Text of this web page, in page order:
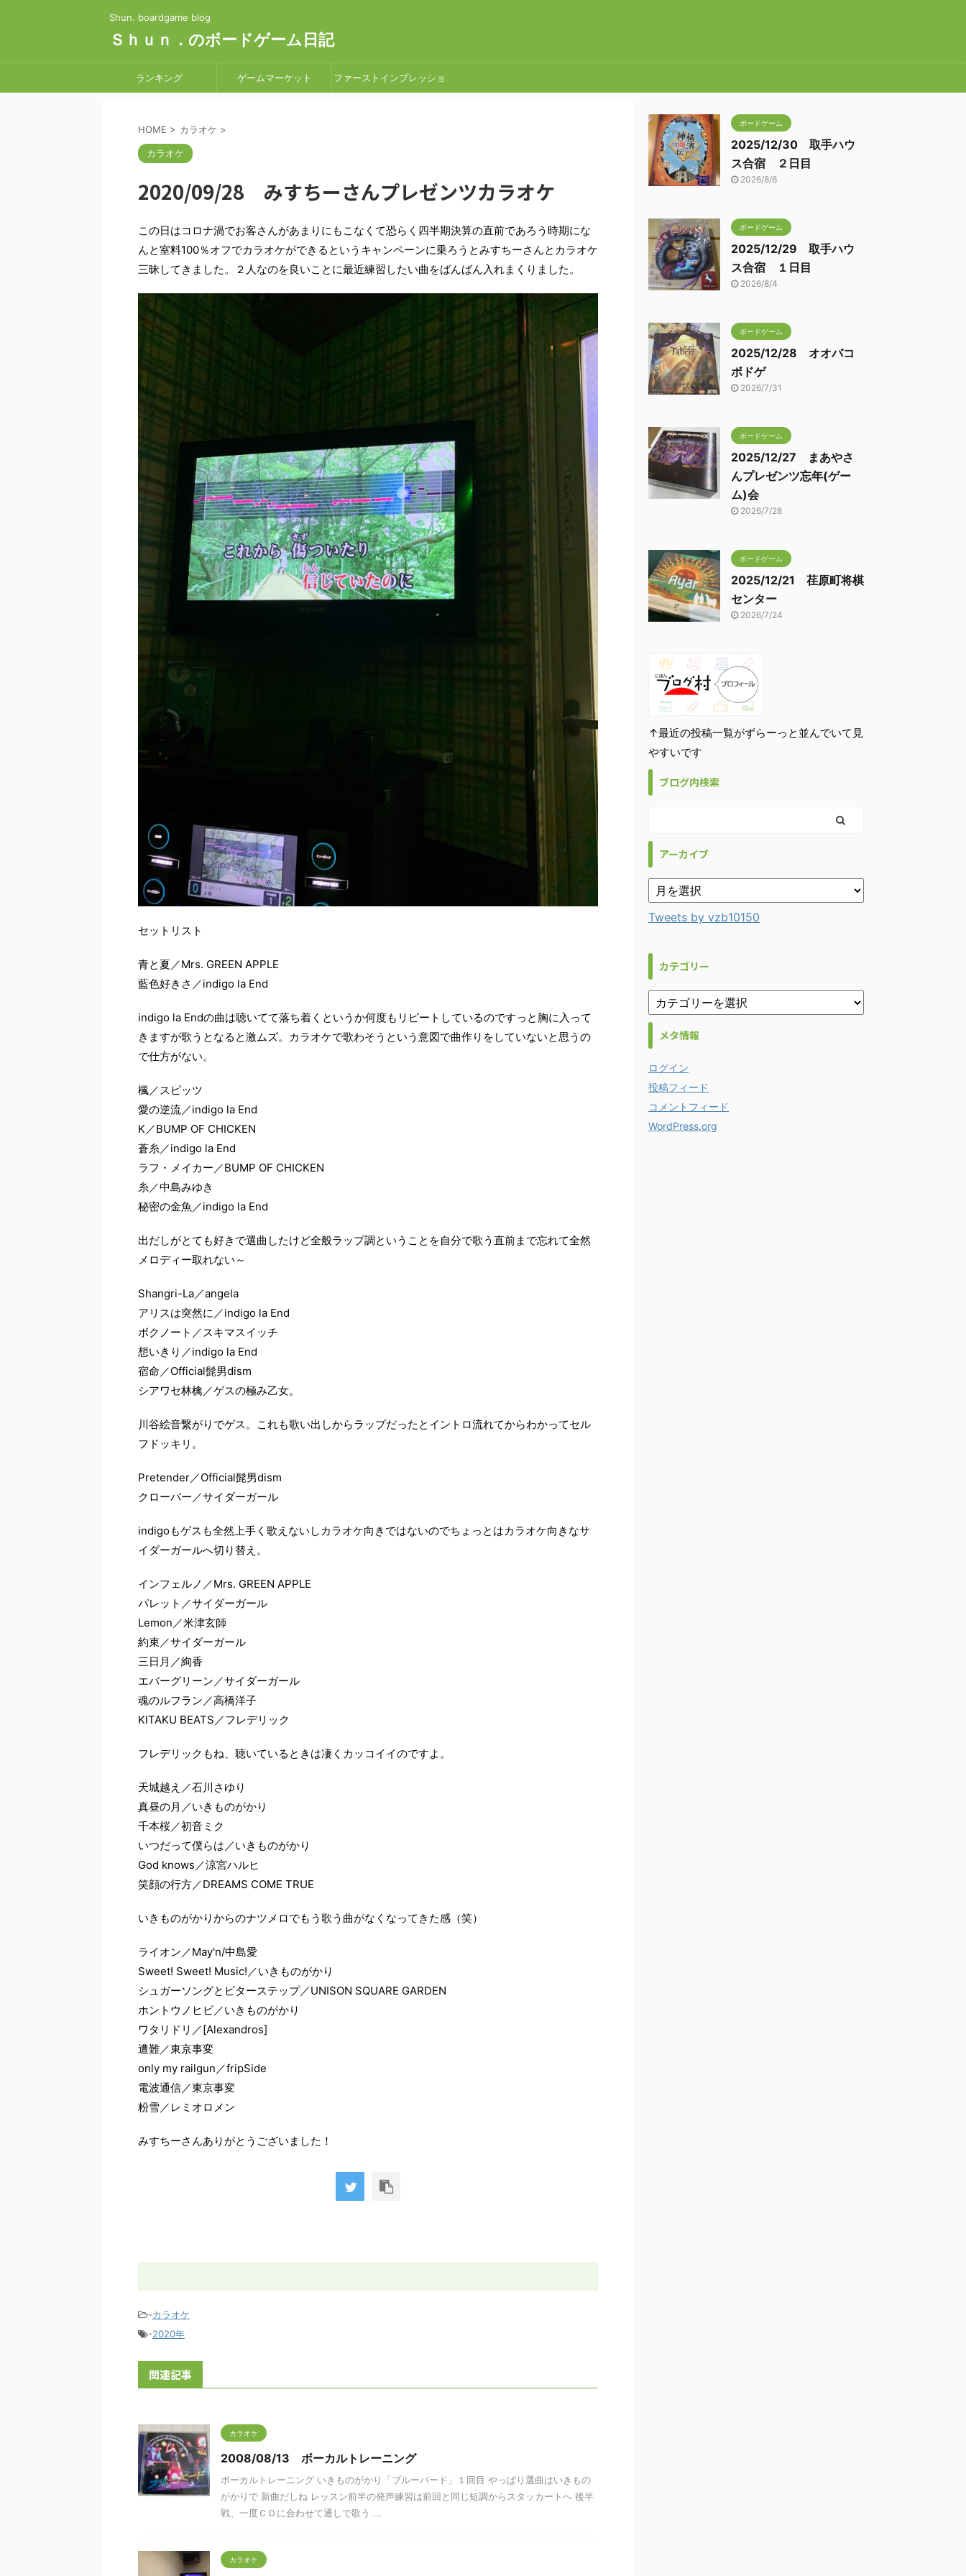
Shun. boardgame blog
Ｓｈｕｎ．のボードゲーム日記
ランキング ゲームマーケット ファーストインプレッショ
HOME > カラオケ >
カラオケ
2020/09/28 みすちーさんプレゼンツカラオケ
この日はコロナ渦でお客さんがあまりにもこなくて恐らく四半期決算の直前であろう時期にな
んと室料100％オフでカラオケができるというキャンペーンに乗ろうとみすちーさんとカラオケ
三昧してきました。２人なのを良いことに最近練習したい曲をばんばん入れまくりました。
セットリスト
青と夏／Mrs. GREEN APPLE
藍色好きさ／indigo la End
indigo la Endの曲は聴いてて落ち着くというか何度もリピートしているのですっと胸に入って
きますが歌うとなると激ムズ。カラオケで歌わそうという意図で曲作りをしていないと思うの
で仕方がない。
楓／スピッツ
愛の逆流／indigo la End
K／BUMP OF CHICKEN
蒼糸／indigo la End
ラフ・メイカー／BUMP OF CHICKEN
糸／中島みゆき
秘密の金魚／indigo la End
出だしがとても好きで選曲したけど全般ラップ調ということを自分で歌う直前まで忘れて全然
メロディー取れない～
Shangri-La／angela
アリスは突然に／indigo la End
ボクノート／スキマスイッチ
想いきり／indigo la End
宿命／Official髭男dism
シアワセ林檎／ゲスの極み乙女。
川谷絵音繋がりでゲス。これも歌い出しからラップだったとイントロ流れてからわかってセル
フドッキリ。
Pretender／Official髭男dism
クローバー／サイダーガール
indigoもゲスも全然上手く歌えないしカラオケ向きではないのでちょっとはカラオケ向きなサ
イダーガールへ切り替え。
インフェルノ／Mrs. GREEN APPLE
パレット／サイダーガール
Lemon／米津玄師
約束／サイダーガール
三日月／絢香
エバーグリーン／サイダーガール
魂のルフラン／高橋洋子
KITAKU BEATS／フレデリック
フレデリックもね、聴いているときは凄くカッコイイのですよ。
天城越え／石川さゆり
真昼の月／いきものがかり
千本桜／初音ミク
いつだって僕らは／いきものがかり
God knows／涼宮ハルヒ
笑顔の行方／DREAMS COME TRUE
いきものがかりからのナツメロでもう歌う曲がなくなってきた感（笑）
ライオン／May'n/中島愛
Sweet! Sweet! Music!／いきものがかり
シュガーソングとビターステップ／UNISON SQUARE GARDEN
ホントウノヒビ／いきものがかり
ワタリドリ／[Alexandros]
遭難／東京事変
only my railgun／fripSide
電波通信／東京事変
粉雪／レミオロメン
みすちーさんありがとうございました！
-カラオケ
-2020年
関連記事
カラオケ
2008/08/13 ボーカルトレーニング
ボーカルトレーニング いきものがかり「ブルーバード」１回目 やっぱり選曲はいきもの
がかりで 新曲だしね レッスン前半の発声練習は前回と同じ短調からスタッカートへ 後半
戦、一度ＣＤに合わせて通しで歌う ...
カラオケ
ボードゲーム
2025/12/30 取手ハウ
ス合宿 ２日目
2026/8/6
ボードゲーム
2025/12/29 取手ハウ
ス合宿 １日目
2026/8/4
ボードゲーム
2025/12/28 オオバコ
ボドゲ
2026/7/31
ボードゲーム
2025/12/27 まあやさ
んプレゼンツ忘年(ゲー
ム)会
2026/7/28
ボードゲーム
2025/12/21 荏原町将棋
センター
2026/7/24
↑最近の投稿一覧がずらーっと並んでいて見
やすいです
ブログ内検索
アーカイブ
Tweets by vzb10150
カテゴリー
メタ情報
ログイン
投稿フィード
コメントフィード
WordPress.org